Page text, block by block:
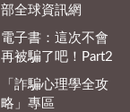
部全球資訊網
電子書：這次不會
再被騙了吧！Part2
「詐騙心理學全攻
略」專區